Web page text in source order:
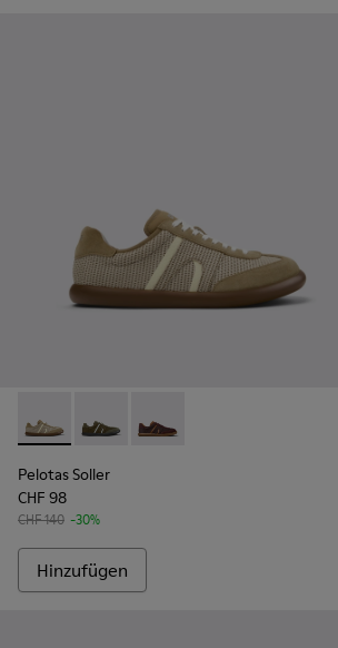
Pelotas Soller - K101056-005 - Braune
Pelotas Soller - K101056-006 -
Pelotas Soller -
Pelotas Soller
CHF 98
CHF 140 -30%
Hinzufügen